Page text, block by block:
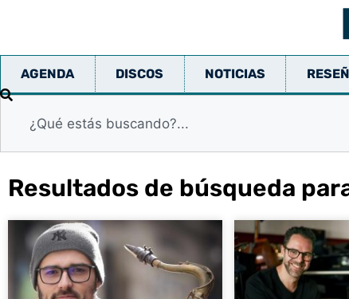
AGENDA DISCOS NOTICIAS
Resultados de búsqueda